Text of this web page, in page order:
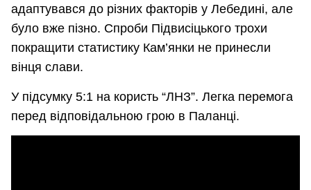
адаптувався до різних факторів у Лебедині, але
було вже пізно. Спроби Підвисіцького трохи
покращити статистику Кам’янки не принесли
вінця слави.
У підсумку 5:1 на користь “ЛНЗ”. Легка перемога
перед відповідальною грою в Паланці.